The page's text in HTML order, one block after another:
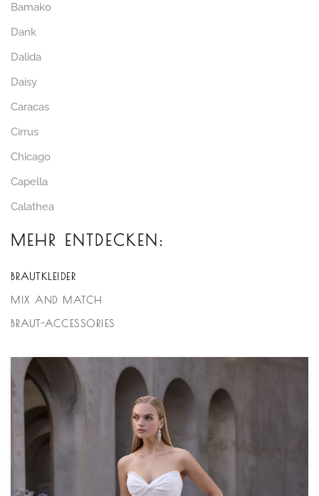
Bamako
Dank
Dalida
Daisy
Caracas
Cirrus
Chicago
Capella
Calathea
MEHR ENTDECKEN:
BRAUTKLEIDER
MIX AND MATCH
BRAUT-ACCESSORIES